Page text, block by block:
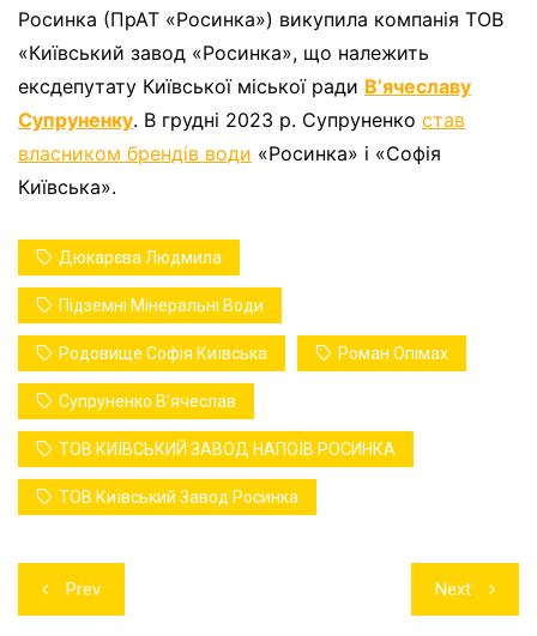
Росинка (ПрАТ «Росинка») викупила компанія ТОВ
«Київський завод «Росинка», що належить
ексдепутату Київської міської ради Вʼячеславу
Супруненку. В грудні 2023 р. Супруненко став
власником брендів води «Росинка» і «Софія
Київська».
Дюкарєва Людмила
Підземні Мінеральні Води
Родовище Софія Київська Роман Опімах
Супруненко Вʼячеслав
ТОВ КИЇВСЬКИЙ ЗАВОД НАПОЇВ РОСИНКА
ТОВ Київський Завод Росинка
Навігація
записів
Prev Next